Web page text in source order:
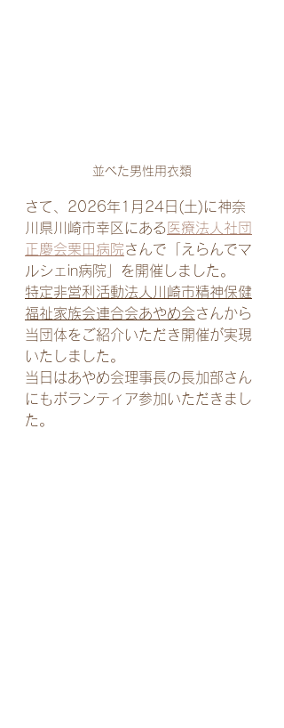
並べた男性用衣類
さて、 2026年1月24日(土)に神奈
川県川崎市幸区にある 医療法人社団
正慶会栗田病院さんで「えらんでマ
ルシェin病院」を開催しました。
特定非営利活動法人川崎市精神保健
福祉家族会連合会あやめ会さんから
当団体をご紹介いただき開催が実現
いたしました。
当日はあやめ会理事長の長加部さん
にもボランティア参加いただきまし
た。